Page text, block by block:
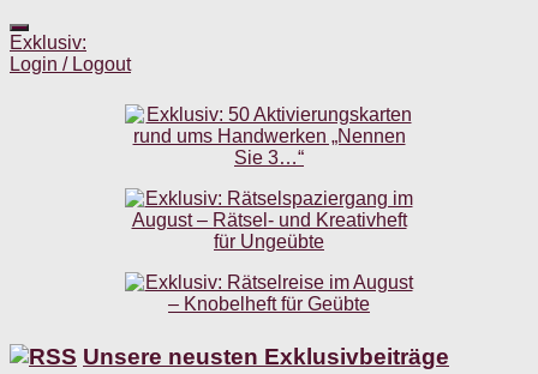
Exklusiv:
Login / Logout
Unsere neusten Exklusivbeiträge